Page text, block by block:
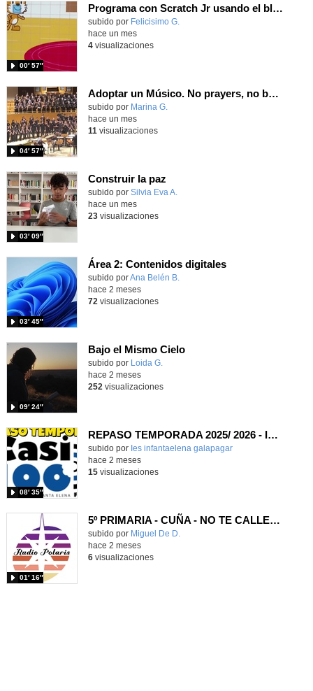
Programa con Scratch Jr usando el bloque de tiempo y de interacción entre personajes
Contenido educativo.
subido por Felicisimo G.
00′ 57″
hace un mes
4visualizaciones
Adoptar un Músico. No prayers, no bells.
Contenido educativo.
subido por Marina G.
04′ 57″
hace un mes
11 visualizaciones
Construir la paz
Contenido educativo.
subido por Silvia Eva A.
03′ 09″
hace un mes
23visualizaciones
Área 2: Contenidos digitales
Contenido educativo.
subido porAna Belén B.
03′ 45″
hace 2 meses
72 visualizaciones
Bajo el Mismo Cielo
Contenido educativo.
subido por Loida G.
09′ 24″
hace 2 meses
252 visualizaciones
REPASO TEMPORADA 2025/ 2026 - IES INFANTA ELENA, GALAPAGAR
subido por Ies infantaelena galapagar
08′ 35″
-
hace 2 meses
15visualizaciones
5º PRIMARIA - CUÑA - NO TE CALLES ANTE LOS VILLANOS
Contenido educativo.
subido por Miguel De D.
01′ 16″
hace 2 meses
6visualizaciones